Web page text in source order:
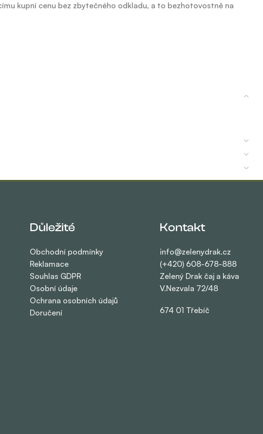
kupní cenu bez zbytečného odkladu, a to bezhotovostně na
Důležité
Obchodní podmínky
Reklamace
Souhlas GDPR
Osobní údaje
Ochrana osobních údajů
Doručení
Kontakt
info@zelenydrak.cz
(+420) 608-678-888
Zelený Drak čaj a káva
V.Nezvala 72/48
674 01 Třebíč